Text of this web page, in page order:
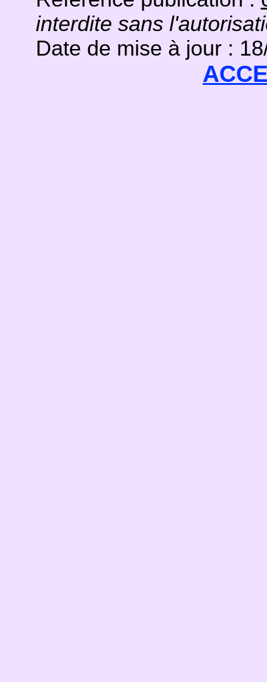
interdite sans
Date de mise à jour :